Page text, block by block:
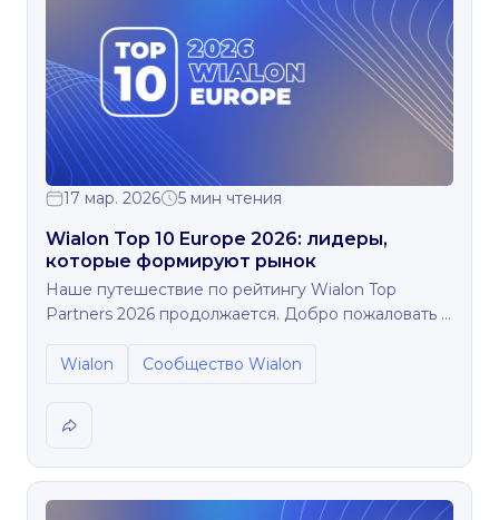
17 мар. 2026 5 мин чтения
Wialon Top 10 Europe 2026: лидеры,
которые формируют рынок
Наше путешествие по рейтингу Wialon Top
Partners 2026 продолжается. Добро пожаловать в
Wialon
Сообщество Wialon